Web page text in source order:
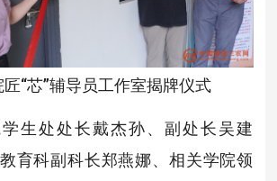
“芯”辅导员工作室揭牌仪式
生处处长戴杰孙、副处长吴建
育科副科长郑燕娜、相关学院领